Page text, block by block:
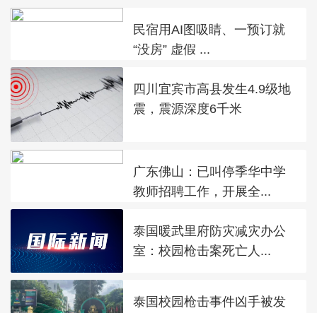
民宿用AI图吸睛、一预订就
“没房” 虚假 ...
四川宜宾市高县发生4.9级地
震，震源深度6千米
广东佛山：已叫停季华中学
教师招聘工作，开展全...
泰国暖武里府防灾减灾办公
室：校园枪击案死亡人...
泰国校园枪击事件凶手被发